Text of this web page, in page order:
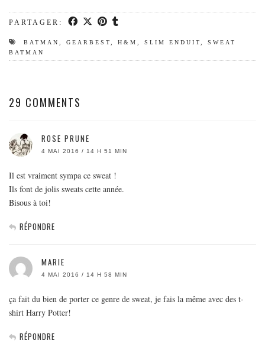
PARTAGER:
BATMAN GEARBEST H&M SLIM ENDUIT
SWEAT
BATMAN
29 COMMENTS
ROSE PRUNE
4 MAI 2016 / 14 H 51 MIN
Il est vraiment sympa ce sweat !
Ils font de jolis sweats cette année.
Bisous à toi!
RÉPONDRE
MARIE
4 MAI 2016 / 14 H 58 MIN
ça fait du bien de porter ce genre de sweat, je fais la même avec des t-
shirt Harry Potter!
RÉPONDRE